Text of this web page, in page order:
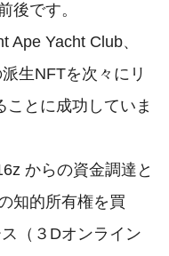
後です。
Ape Yacht Club、
生NFTを次々にリ
ことに成功していま
からの資金調達と
知的所有権を買
（３Dオンライン